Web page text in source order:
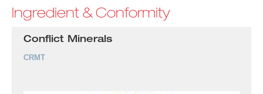
Ingredient & Conformity
Conflict Minerals
CRMT